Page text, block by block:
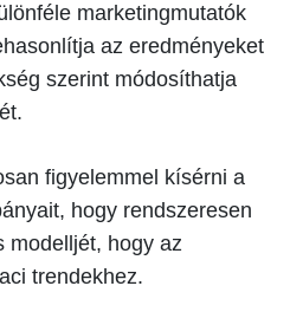
marketingmutatók
az eredményeket
szerint módosíthatja
figyelemmel kísérni a
hogy rendszeresen
modelljét, hogy az
trendekhez.